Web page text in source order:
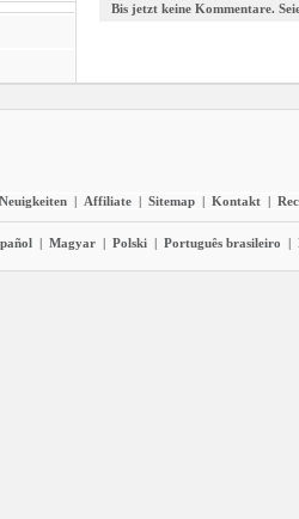
Bis jetzt keine Kommentare.
Neuigkeiten | Affiliate | Sitemap | Kontakt |
| Magyar | Polski | Português brasileiro |